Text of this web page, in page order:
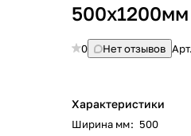
500х1200мм
0 Нет отзывов Арт.
Характеристики
Ширина мм: 500